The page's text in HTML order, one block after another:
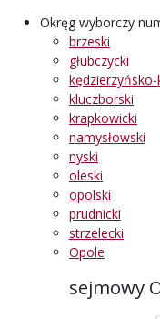
Okręg wyborczy
brzeski
głubczycki
kędzierzyńsko-
kluczborski
krapkowicki
namysłowski
nyski
oleski
opolski
prudnicki
strzelecki
Opole
sejmowy